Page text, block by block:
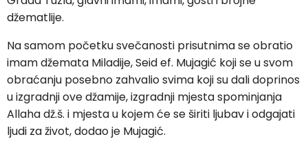
džematlije.
Na samom početku svečanosti prisutnima se obratio
imam džemata Miladije, Seid ef. Mujagić koji se u svom
obraćanju posebno zahvalio svima koji su dali doprinos
u izgradnji ove džamije, izgradnji mjesta spominjanja
Allaha dž.š. i mjesta u kojem će se širiti ljubav i odgajati
ljudi za život, dodao je Mujagić.